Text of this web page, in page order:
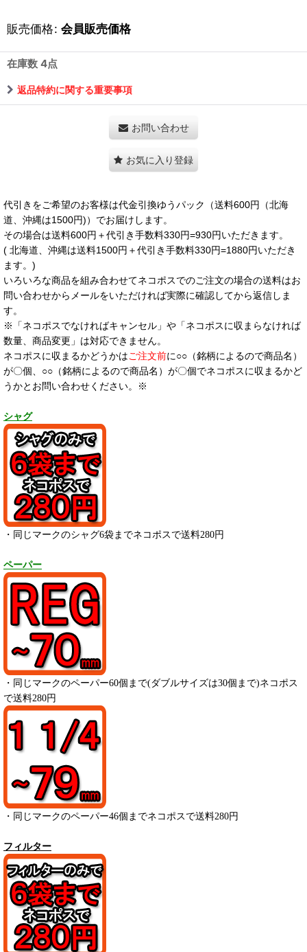
販売価格: 会員販売価格
在庫数 4点
返品特約に関する重要事項
お問い合わせ
お気に入り登録
代引きをご希望のお客様は代金引換ゆうパック（送料600円（北海
道、沖縄は1500円)）でお届けします。
その場合は送料600円＋代引き手数料330円=930円いただきます。
( 北海道、沖縄は送料1500円＋代引き手数料330円=1880円いただき
ます。)
いろいろな商品を組み合わせてネコポスでのご注文の場合の送料はお
問い合わせからメールをいただければ実際に確認してから返信しま
す。
※「ネコポスでなければキャンセル」や「ネコポスに収まらなければ
数量、商品変更」は対応できません。
ネコポスに収まるかどうかはご注文前に○○（銘柄によるので商品名）
が〇個、○○（銘柄によるので商品名）が〇個でネコポスに収まるかど
うかとお問い合わせください。※
シャグ
・同じマークのシャグ6袋までネコポスで送料280円
ペーパー
・ 同じマークのペーパー60個まで(ダブルサイズは30個まで)ネコポス
で送料280円
・ 同じマークのペーパー46個までネコポスで送料280円
フィルター